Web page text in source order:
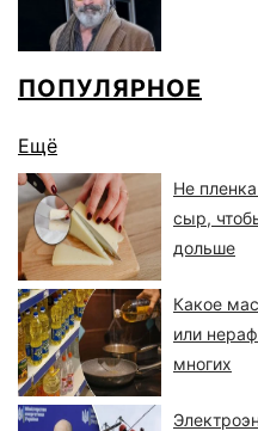
ПОПУЛЯРНОЕ
Ещё
Не
сыр,
дольше
Какое
или
многих